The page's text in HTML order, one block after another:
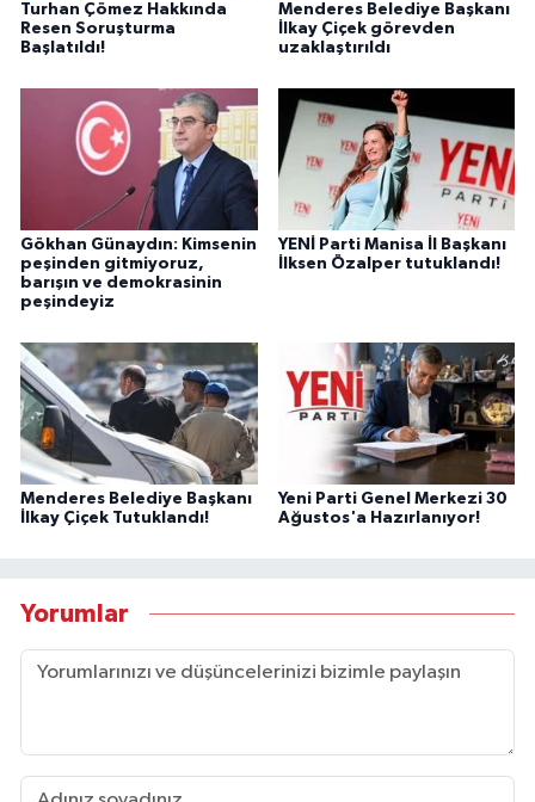
Turhan Çömez Hakkında
Resen Soruşturma
Başlatıldı!
Menderes Belediye Başkanı
İlkay Çiçek görevden
uzaklaştırıldı
Gökhan Günaydın: Kimsenin
peşinden gitmiyoruz,
barışın ve demokrasinin
peşindeyiz
YENİ Parti Manisa İl Başkanı
İlksen Özalper tutuklandı!
Menderes Belediye Başkanı
İlkay Çiçek Tutuklandı!
Yeni Parti Genel Merkezi 30
Ağustos'a Hazırlanıyor!
Yorumlar